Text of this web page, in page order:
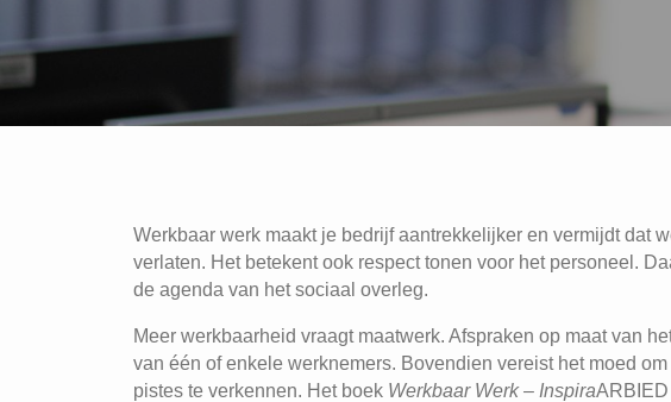
Werkbaar werk maakt je bedrijf aantrekkelijker en vermijdt dat
verlaten. Het betekent ook respect tonen voor het personeel.
de agenda van het sociaal overleg.
Meer werkbaarheid vraagt maatwerk. Afspraken op maat van
van één of enkele werknemers. Bovendien vereist het moed om
pistes te verkennen. Het boek Werkbaar Werk – InspiraARBIED